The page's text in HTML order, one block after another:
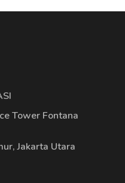
Tower Fontana
Jakarta Utara